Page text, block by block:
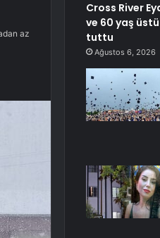
az
Cross River
ve 60 yaş
tuttu
Ağustos 6, 2026